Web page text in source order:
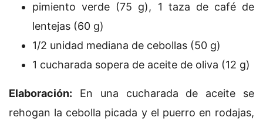
pimiento verde (75 g), 1 taza de café de
lentejas (60 g)
1/2 unidad mediana de cebollas (50 g)
1 cucharada sopera de aceite de oliva (12 g)
Elaboración: En una cucharada de aceite se
rehogan la cebolla picada y el puerro en rodajas,